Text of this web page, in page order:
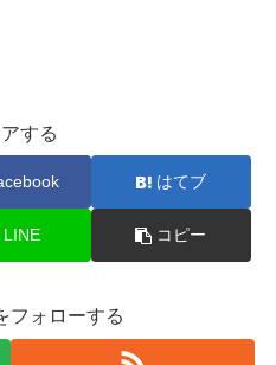
する
はてブ
LINE コピー
フォローする